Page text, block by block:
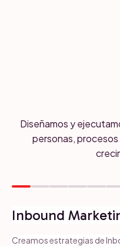
Diseñamos y
personas,
Inbound
Creamos estrategias de